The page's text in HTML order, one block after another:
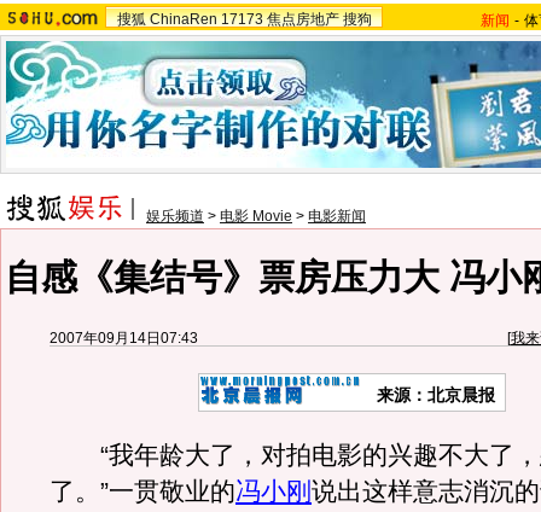
搜狐 ChinaRen 17173 焦点房地产 搜狗 新闻 -
娱乐频道 > 电影 Movie > 电影新闻
自感《集结号》票房压力大 冯小
2007年09月14日07:43 [我
来源：北京晨报
“我年龄大了，对拍电影的兴趣不大了，
了。”一贯敬业的冯小刚 说出这样意志消沉